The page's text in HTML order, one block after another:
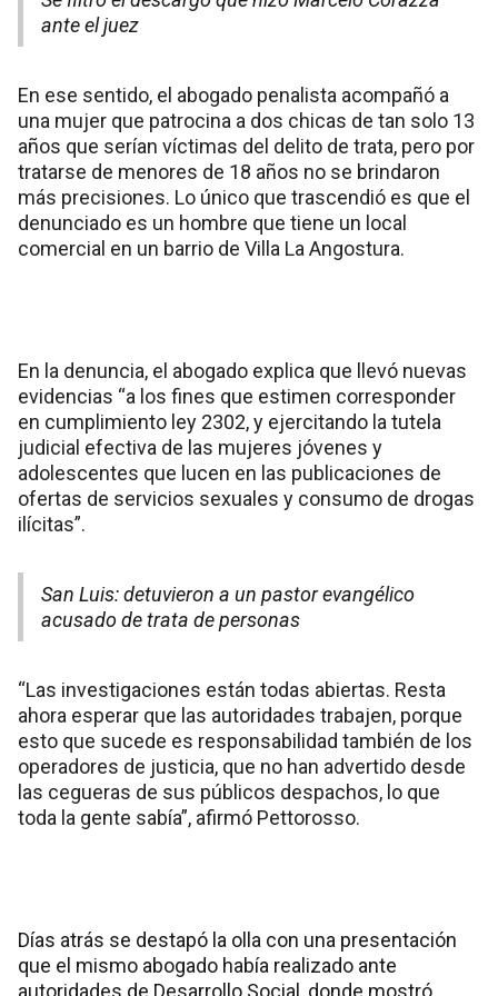
ante el juez
En ese sentido, el abogado penalista acompañó a
una mujer que patrocina a dos chicas de tan solo 13
años que serían víctimas del delito de trata, pero por
tratarse de menores de 18 años no se brindaron
más precisiones. Lo único que trascendió es que el
denunciado es un hombre que tiene un local
comercial en un barrio de Villa La Angostura.
En la denuncia, el abogado explica que llevó nuevas
evidencias “a los fines que estimen corresponder
en cumplimiento ley 2302, y ejercitando la tutela
judicial efectiva de las mujeres jóvenes y
adolescentes que lucen en las publicaciones de
ofertas de servicios sexuales y consumo de drogas
ilícitas”.
San Luis: detuvieron a un pastor evangélico
acusado de trata de personas
“Las investigaciones están todas abiertas. Resta
ahora esperar que las autoridades trabajen, porque
esto que sucede es responsabilidad también de los
operadores de justicia, que no han advertido desde
las cegueras de sus públicos despachos, lo que
toda la gente sabía”, afirmó Pettorosso.
Días atrás se destapó la olla con una presentación
que el mismo abogado había realizado ante
autoridades de Desarrollo Social, donde mostró